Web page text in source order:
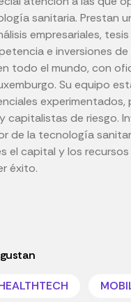
sanitaria. Prestan
empresariales,
e inversiones
todo el mundo, con
Su equipo
experimentados,
capitalistas de riesgo.
de la tecnología
el capital y los
éxito.